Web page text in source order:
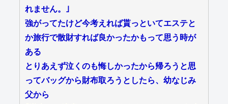
れません。｣
強がってたけど今考えれば貰っといてエステと
か旅行で散財すれば良かったかもって思う時が
ある
とりあえず泣くのも悔しかったから帰ろうと思
ってバッグから財布取ろうとしたら、幼なじみ
父から